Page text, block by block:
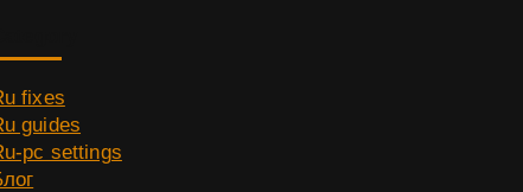
fixes
guides
pc settings